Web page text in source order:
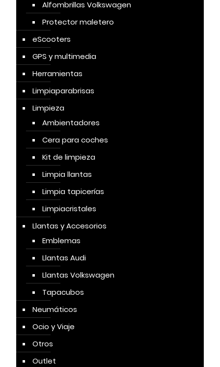
Alfombrillas Volkswagen
Protector maletero
eScooters
GPS y multimedia
Herramientas
Limpiaparabrisas
Limpieza
Ambientadores
Cera para coches
Kit de limpieza
Limpia llantas
Limpia tapicerías
Limpiacristales
Llantas y Accesorios
Emblemas
Llantas Audi
Llantas Volkswagen
Tapacubos
Neumáticos
Ocio y Viaje
Otros
Outlet